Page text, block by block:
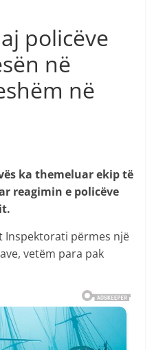
policëve
në
në
ka themeluar ekip të
reagimin e policëve
Inspektorati përmes një
vetëm para pak